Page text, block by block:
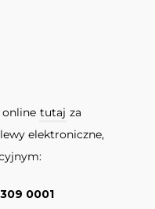
online tutaj za
elektroniczne,
0001